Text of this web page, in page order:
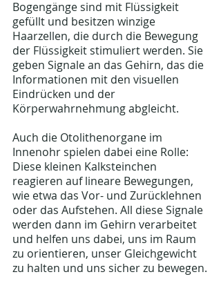
Bogengänge sind mit Flüssigkeit
gefüllt und besitzen winzige
Haarzellen, die durch die Bewegung
der Flüssigkeit stimuliert werden. Sie
geben Signale an das Gehirn, das die
Informationen mit den visuellen
Eindrücken und der
Körperwahrnehmung abgleicht.
Auch die Otolithenorgane im
Innenohr spielen dabei eine Rolle:
Diese kleinen Kalksteinchen
reagieren auf lineare Bewegungen,
wie etwa das Vor- und Zurücklehnen
oder das Aufstehen. All diese Signale
werden dann im Gehirn verarbeitet
und helfen uns dabei, uns im Raum
zu orientieren, unser Gleichgewicht
zu halten und uns sicher zu bewegen.